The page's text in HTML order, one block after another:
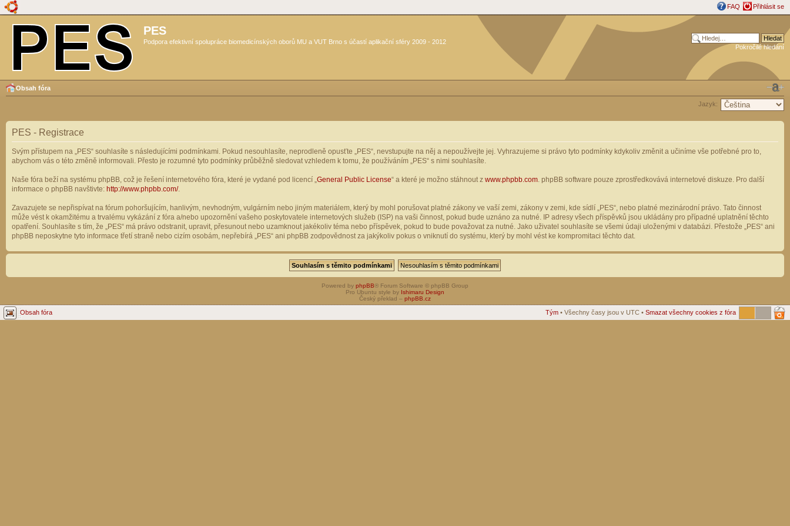
FAQ Přihlásit se
PES
Podpora efektivní spolupráce biomedicínských oborů MU a VUT Brno s účastí aplikační sféry 2009 - 2012
Pokročilé hledání
Obsah fóra
Jazyk:
PES - Registrace
Svým přístupem na „PES“ souhlasíte s následujícími podmínkami. Pokud nesouhlasíte, neprodleně opusťte „PES“, nevstupujte na něj a nepoužívejte jej. Vyhrazujeme si právo tyto podmínky kdykoliv změnit a učiníme vše potřebné pro to,
abychom vás o této změně informovali. Přesto je rozumné tyto podmínky průběžně sledovat vzhledem k tomu, že používáním „PES“ s nimi souhlasíte.
Naše fóra beží na systému phpBB, což je řešení internetového fóra, které je vydané pod licencí „ General Public License“ a které je možno stáhnout z www.phpbb.com . phpBB software pouze zprostředkovává internetové diskuze. Pro další
informace o phpBB navštivte: http://www.phpbb.com/.
Zavazujete se nepřispívat na fórum pohoršujícím, hanlivým, nevhodným, vulgárním nebo jiným materiálem, který by mohl porušovat platné zákony ve vaší zemi, zákony v zemi, kde sídlí „PES“, nebo platné mezinárodní právo. Tato činnost
může vést k okamžitému a trvalému vykázání z fóra a/nebo upozornění vašeho poskytovatele internetových služeb (ISP) na vaši činnost, pokud bude uznáno za nutné. IP adresy všech příspěvků jsou ukládány pro případné uplatnění těchto
opatření. Souhlasíte s tím, že „PES“ má právo odstranit, upravit, přesunout nebo uzamknout jakékoliv téma nebo příspěvek, pokud to bude považovat za nutné. Jako uživatel souhlasíte se všemi údaji uloženými v databázi. Přestože „PES“ ani
phpBB neposkytne tyto informace třetí straně nebo cizím osobám, nepřebírá „PES“ ani phpBB zodpovědnost za jakýkoliv pokus o vniknutí do systému, který by mohl vést ke kompromitaci těchto dat.
Powered by phpBB® Forum Software © phpBB Group
Pro Ubuntu style by Ishimaru Design
Český překlad – phpBB.cz
Obsah fóra Tým • Všechny časy jsou v UTC • Smazat všechny cookies z fóra